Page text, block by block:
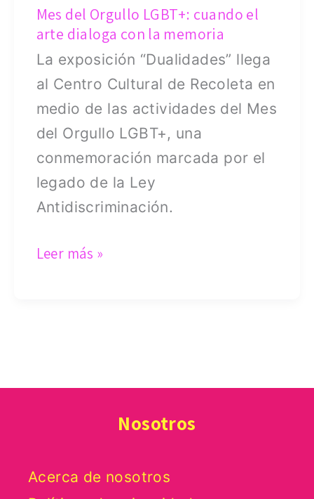
Mes del Orgullo LGBT+: cuando el
arte dialoga con la memoria
La exposición “Dualidades” llega
al Centro Cultural de Recoleta en
medio de las actividades del Mes
del Orgullo LGBT+, una
conmemoración marcada por el
legado de la Ley
Antidiscriminación.
la
memoria
Leer más »
Nosotros
Acerca de nosotros